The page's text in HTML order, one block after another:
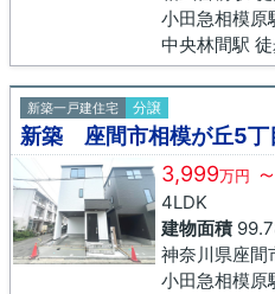
小田急相模原
中央林間駅
新築一戸建住宅 分譲
新築 座間市相模が丘5
3,999万円
4LDK
建物面積
神奈川県座間
小田急相模原